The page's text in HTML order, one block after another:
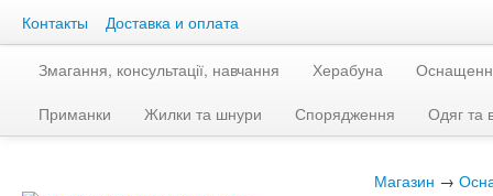
Контакты Доставка и оплата
Змагання, консультації, навчання Херабуна
Приманки
Жилки та шнури Спорядження Одяг та
Магазин →